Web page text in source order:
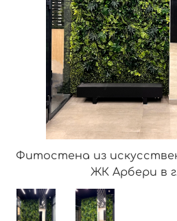
Фитостена из
ЖК Арбери в